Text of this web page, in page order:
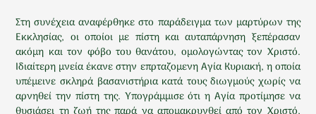
Στη συνέχεια αναφέρθηκε στο παράδειγμα των μαρτύρων της
Εκκλησίας, οι οποίοι με πίστη και αυταπάρνηση ξεπέρασαν
ακόμη και τον φόβο του θανάτου, ομολογώντας τον Χριστό.
Ιδιαίτερη μνεία έκανε στην επρταζομενη Αγία Κυριακή, η οποία
υπέμεινε σκληρά βασανιστήρια κατά τους διωγμούς χωρίς να
αρνηθεί την πίστη της. Υπογράμμισε ότι η Αγία προτίμησε να